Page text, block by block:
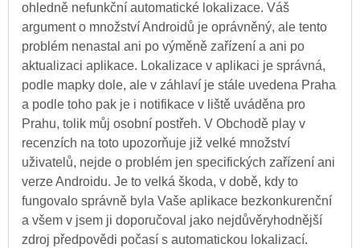
ohledně nefunkční automatické lokalizace. Váš
argument o množství Androidů je oprávněný, ale tento
problém nenastal ani po výměně zařízení a ani po
aktualizaci aplikace. Lokalizace v aplikaci je správná,
podle mapky dole, ale v záhlaví je stále uvedena Praha
a podle toho pak je i notifikace v liště uváděna pro
Prahu, tolik můj osobní postřeh. V Obchodě play v
recenzích na toto upozorňuje již velké množství
uživatelů, nejde o problém jen specifických zařízení ani
verze Androidu. Je to velká škoda, v době, kdy to
fungovalo správně byla Vaše aplikace bezkonkurenční
a všem v jsem ji doporučoval jako nejdůvěryhodnější
zdroj předpovědi počasí s automatickou lokalizací.